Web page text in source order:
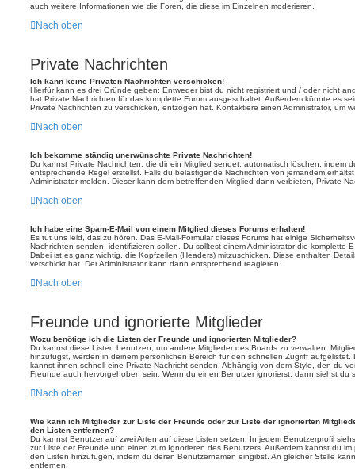
auch weitere Informationen wie die Foren, die diese im Einzelnen moderieren.
Nach oben
Private Nachrichten
Ich kann keine Privaten Nachrichten verschicken!
Hierfür kann es drei Gründe geben: Entweder bist du nicht registriert und / oder nicht
hat Private Nachrichten für das komplette Forum ausgeschaltet. Außerdem könnte es
Private Nachrichten zu verschicken, entzogen hat. Kontaktiere einen Administrator, um
Nach oben
Ich bekomme ständig unerwünschte Private Nachrichten!
Du kannst Private Nachrichten, die dir ein Mitglied sendet, automatisch löschen, indem
entsprechende Regel erstellst. Falls du belästigende Nachrichten von jemandem
Administrator melden. Dieser kann dem betreffenden Mitglied dann verbieten, Private
Nach oben
Ich habe eine Spam-E-Mail von einem Mitglied dieses Forums erhalten!
Es tut uns leid, das zu hören. Das E-Mail-Formular dieses Forums hat einige
Nachrichten senden, identifizieren sollen. Du solltest einem Administrator die komplette
Dabei ist es ganz wichtig, die Kopfzeilen (Headers) mitzuschicken. Diese enthalten
verschickt hat. Der Administrator kann dann entsprechend reagieren.
Nach oben
Freunde und ignorierte Mitglieder
Wozu benötige ich die Listen der Freunde und ignorierten Mitglieder?
Du kannst diese Listen benutzen, um andere Mitglieder des Boards zu verwalten.
hinzufügst, werden in deinem persönlichen Bereich für den schnellen Zugriff
kannst ihnen schnell eine Private Nachricht senden. Abhängig von dem Style, den du
Freunde auch hervorgehoben sein. Wenn du einen Benutzer ignorierst, dann siehst du
Nach oben
Wie kann ich Mitglieder zur Liste der Freunde oder zur Liste der ignorierten
den Listen entfernen?
Du kannst Benutzer auf zwei Arten auf diese Listen setzen: In jedem Benutzerprofil
zur Liste der Freunde und einen zum Ignorieren des Benutzers. Außerdem kannst du
den Listen hinzufügen, indem du deren Benutzernamen eingibst. An gleicher Stelle
entfernen.